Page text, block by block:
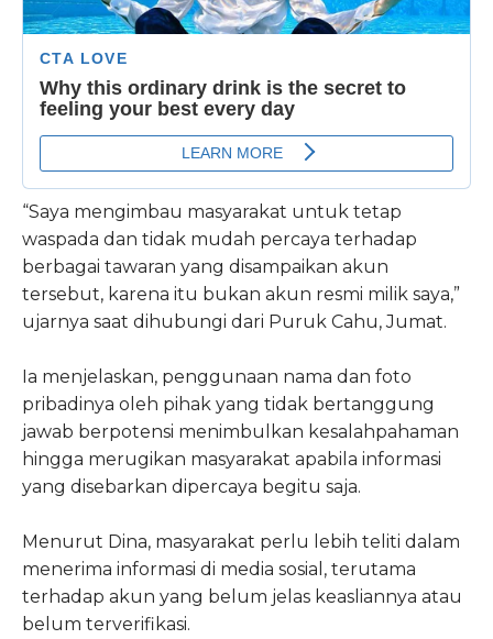
“Saya mengimbau masyarakat untuk tetap
waspada dan tidak mudah percaya terhadap
berbagai tawaran yang disampaikan akun
tersebut, karena itu bukan akun resmi milik saya,”
ujarnya saat dihubungi dari Puruk Cahu, Jumat.
Ia menjelaskan, penggunaan nama dan foto
pribadinya oleh pihak yang tidak bertanggung
jawab berpotensi menimbulkan kesalahpahaman
hingga merugikan masyarakat apabila informasi
yang disebarkan dipercaya begitu saja.
Menurut Dina, masyarakat perlu lebih teliti dalam
menerima informasi di media sosial, terutama
terhadap akun yang belum jelas keasliannya atau
belum terverifikasi.